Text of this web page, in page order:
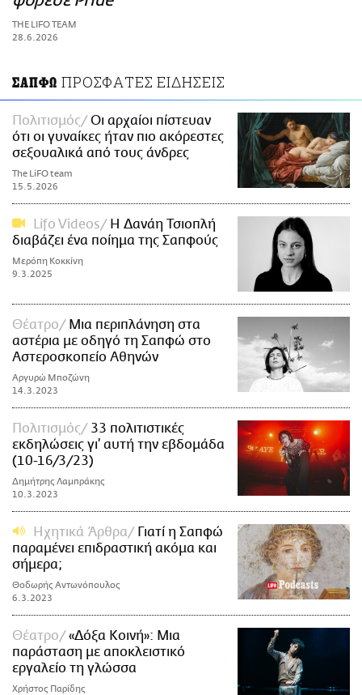
ΑΜΠΑ
PRINT
THE LIFO TEAM
28.6.2026
ΣΑΠΦΩ ΠΡΟΣΦΑΤΕΣ ΕΙΔΗΣΕΙΣ
Πολιτισμός
Οι αρχαίοι πίστευαν
ότι οι γυναίκες ήταν πιο ακόρεστες
σεξουαλικά από τους άνδρες
The LiFO team
15.5.2026
Lifo Videos
Η Δανάη Τσιοπλή
διαβάζει ένα ποίημα της Σαπφούς
Μερόπη Κοκκίνη
9.3.2025
Θέατρο
Μια περιπλάνηση στα
αστέρια με οδηγό τη Σαπφώ στο
Αστεροσκοπείο Αθηνών
Αργυρώ Μποζώνη
14.3.2023
Πολιτισμός
33 πολιτιστικές
εκδηλώσεις γι’ αυτή την εβδομάδα
(10-16/3/23)
Δημήτρης Λαμπράκης
10.3.2023
Ηχητικά Άρθρα
Γιατί η Σαπφώ
παραμένει επιδραστική ακόμα και
σήμερα;
Θοδωρής Αντωνόπουλος
6.3.2023
Θέατρο
«Δόξα Κοινή»: Μια
παράσταση με αποκλειστικό
εργαλείο τη γλώσσα
Χρήστος Παρίδης